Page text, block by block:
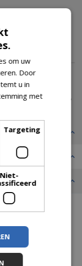
kende van AfterPay
om uw
Door
u in
met
Targeting
Niet-